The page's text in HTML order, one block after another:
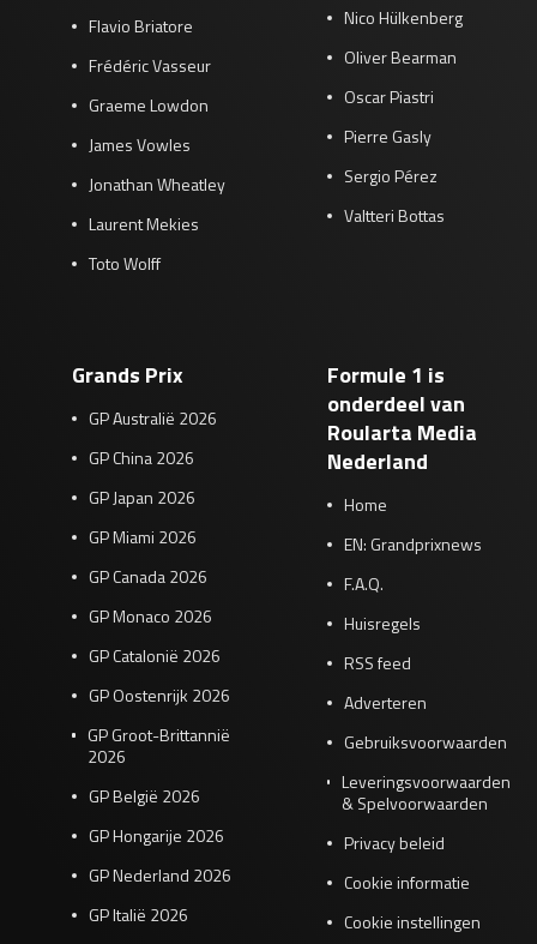
Flavio Briatore
Frédéric Vasseur
Graeme Lowdon
James Vowles
Jonathan Wheatley
Laurent Mekies
Toto Wolff
Nico Hülkenberg
Oliver Bearman
Oscar Piastri
Pierre Gasly
Sergio Pérez
Valtteri Bottas
Grands Prix
GP Australië 2026
GP China 2026
GP Japan 2026
GP Miami 2026
GP Canada 2026
GP Monaco 2026
GP Catalonië 2026
GP Oostenrijk 2026
GP Groot-Brittannië
2026
GP België 2026
GP Hongarije 2026
GP Nederland 2026
GP Italië 2026
Formule 1 is
onderdeel van
Roularta Media
Nederland
Home
EN: Grandprixnews
F.A.Q.
Huisregels
RSS feed
Adverteren
Gebruiksvoorwaarden
Leveringsvoorwaarden
& Spelvoorwaarden
Privacy beleid
Cookie informatie
Cookie instellingen